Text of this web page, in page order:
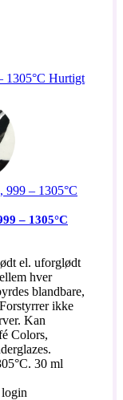
Hurtigt
– 1305°C
el. uforglødt
hver
blandbare,
ikke
Kan
Colors,
30 ml